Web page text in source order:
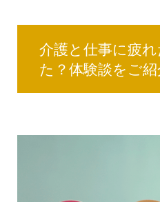
介護と仕事に疲
た？体験談をご